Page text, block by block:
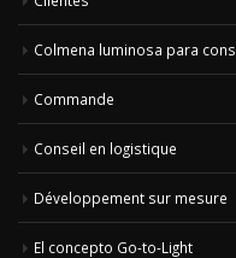
Colmena luminosa para
Commande
Conseil en logistique
Développement sur mesure
El concepto Go-to-Light